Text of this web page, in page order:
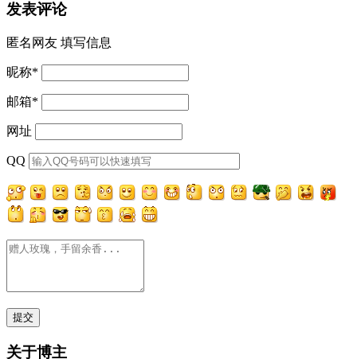
发表评论
匿名网友 填写信息
昵称*
邮箱*
网址
QQ
关于博主